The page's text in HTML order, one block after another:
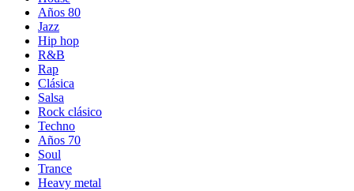
Años 80
Jazz
Hip hop
R&B
Rap
Clásica
Salsa
Rock clásico
Techno
Años 70
Soul
Trance
Heavy metal